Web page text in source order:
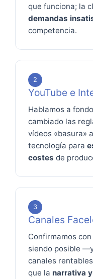
que funciona; la
demandas
competencia.
2
YouTube e
Hablamos a
cambiado las
vídeos «basura»
tecnología para
costes de
3
Canales
Confirmamos
siendo posible
canales
que la narrativa